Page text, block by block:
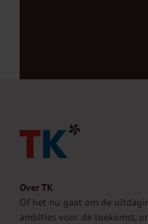
Over TK
Of het nu gaat om de
ambities voor de toekomst,